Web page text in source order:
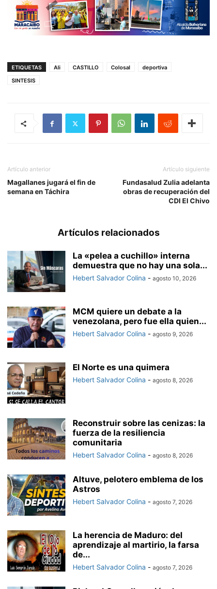
ETIQUETAS Ali CASTILLO Colosal
deportiva
SINTESIS
Artículo anterior
Magallanes jugará el fin de
semana en Táchira
Artículo siguiente
Fundasalud Zulia adelanta
obras de recuperación del
CDI El Chivo
Artículos relacionados
La «pelea a cuchillo» interna
demuestra que no hay una sola...
Hebert Salvador Colina - agosto 10, 2026
MCM quiere un debate a la
venezolana, pero fue ella quien...
Hebert Salvador Colina - agosto 9, 2026
El Norte es una quimera
Hebert Salvador Colina - agosto 8, 2026
Reconstruir sobre las cenizas: la
fuerza de la resiliencia
comunitaria
Hebert Salvador Colina - agosto 8, 2026
Altuve, pelotero emblema de los
Astros
Hebert Salvador Colina - agosto 7, 2026
La herencia de Maduro: del
aprendizaje al martirio, la farsa
de...
Hebert Salvador Colina - agosto 7, 2026